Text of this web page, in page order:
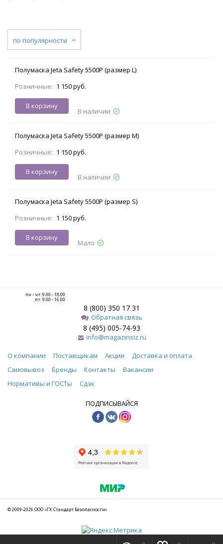
по популярности
Полумаска Jeta Safety 5500Р (размер L)
Розничные: 1 150 руб.
В корзину
В наличии
Полумаска Jeta Safety 5500Р (размер M)
Розничные: 1 150 руб.
В корзину
В наличии
Полумаска Jeta Safety 5500Р (размер S)
Розничные: 1 150 руб.
В корзину
Мало
пн - чт: 9.00 - 18.00
пт: 9.00 - 16.00
8 (800) 350 17 31
Обратная связь
8 (495) 005-74-93
info@magazinsiz.ru
О компании Поставщикам Акции
Доставка и оплата
Самовывоз
Бренды Контакты
Вакансии
Нормативы и ГОСТы
Сдэк
ПОДПИСЫВАЙСЯ
© 2009-2026 ООО «ГК Стандарт Безопасности»